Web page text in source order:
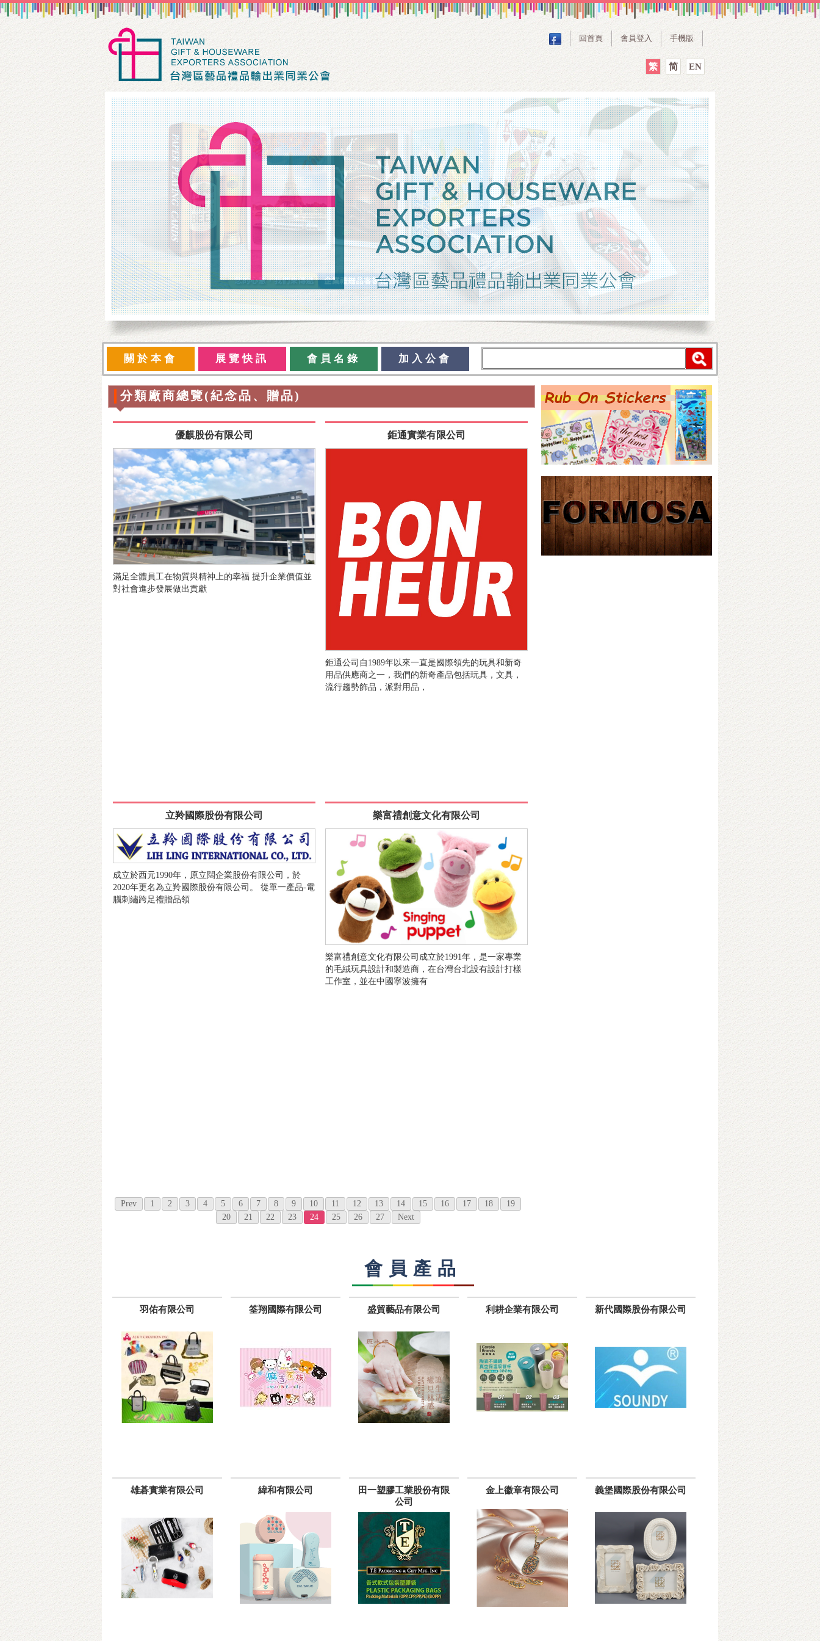
回首頁 會員登入 手機版
繁 简 EN
關於本會 展覽快訊 會員名錄 加入公會
分類廠商總覽(紀念品、贈品)
優麒股份有限公司
滿足全體員工在物質與精神上的幸福 提升企業價值並
對社會進步發展做出貢獻
鉅通實業有限公司
鉅通公司自1989年以來一直是國際領先的玩具和新奇
用品供應商之一，我們的新奇產品包括玩具，文具，
流行趨勢飾品，派對用品，
立羚國際股份有限公司
成立於西元1990年，原立闊企業股份有限公司，於
2020年更名為立羚國際股份有限公司。 從單一產品-電
腦刺繡跨足禮贈品領
樂富禮創意文化有限公司
樂富禮創意文化有限公司成立於1991年，是一家專業
的毛絨玩具設計和製造商，在台灣台北設有設計打樣
工作室，並在中國寧波擁有
Prev 1 2 3 4 5 6 7 8 9 10 11 12 13 14 15 16 17 18
19
20
21 22 23 24 25 26 27 Next
會員產品
羽佑有限公司 筌翔國際有限公司 盛貿藝品有限公司 利耕企業有限公司 新代國際股份有限公司
雄碁實業有限公司 緯和有限公司
田一塑膠工業股份有限
公司
金上徽章有限公司 義堡國際股份有限公司